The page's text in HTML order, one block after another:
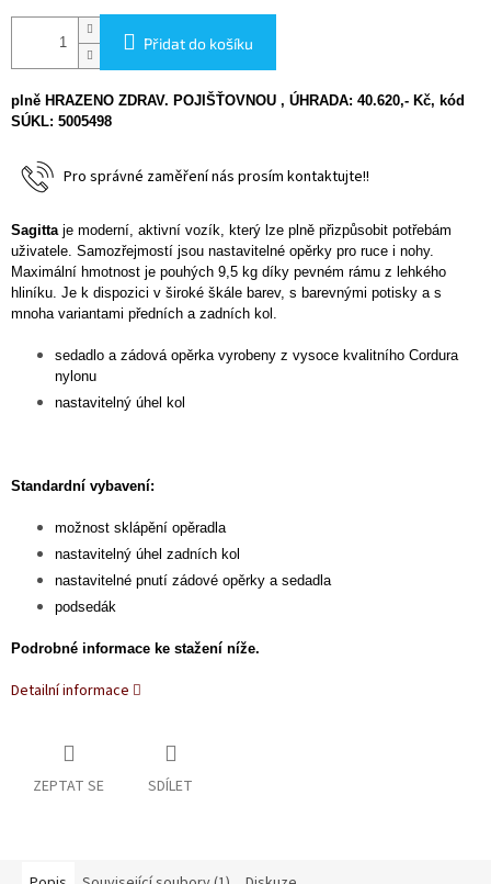
Přidat do košíku
plně HRAZENO ZDRAV. POJIŠŤOVNOU , ÚHRADA: 40.620,- Kč, kód
SÚKL: 5005498
Pro správné zaměření nás prosím kontaktujte!!
Sagittaje moderní, aktivní vozík, který lze plně přizpůsobit potřebám
uživatele. Samozřejmostí jsou nastavitelné opěrky pro ruce i nohy.
Maximální hmotnost je pouhých 9,5 kg díky pevném rámu z lehkého
hliníku. Je k dispozici v široké škále barev, s barevnými potisky a s
mnoha variantami předních a zadních kol.
sedadlo a zádová opěrka vyrobeny z vysoce kvalitního Cordura
nylonu
nastavitelný úhel kol
Standardní vybavení:
možnost sklápění opěradla
nastavitelný úhel zadních kol
nastavitelné pnutí zádové opěrky a sedadla
podsedák
Podrobné informace ke stažení níže.
Detailní informace
ZEPTAT SE SDÍLET